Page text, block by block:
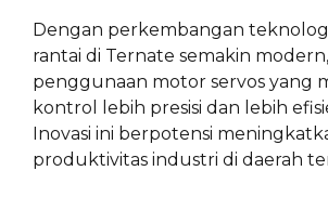
Dengan perkembangan
rantai di Ternate semakin
penggunaan motor servos yang
kontrol lebih presisi dan lebih
Inovasi ini berpotensi
produktivitas industri di daerah